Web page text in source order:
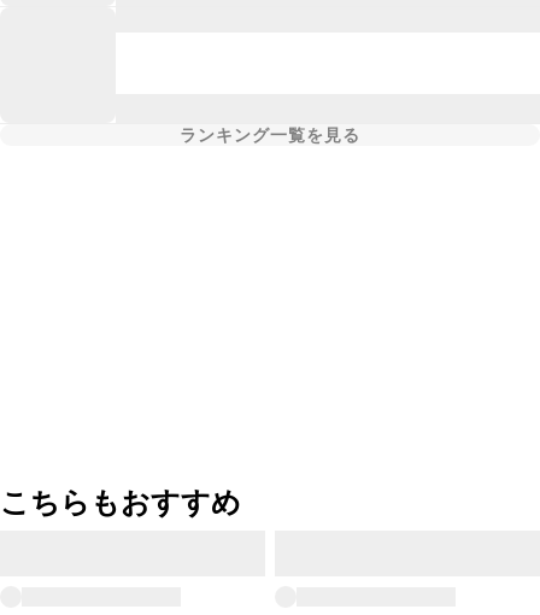
ランキング一覧を見る
こちらもおすすめ